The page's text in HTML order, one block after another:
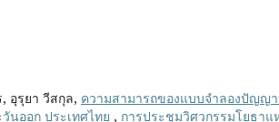
อุรุยา วีสกุล, ความสามารถของแบบจำลองปัญญ
นออก ประเทศไทย , การประชุมวิศวกรรมโยธาแ